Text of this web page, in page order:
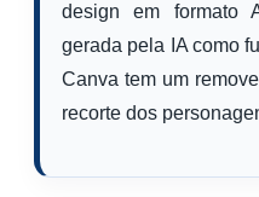
design em formato
gerada pela IA como
Canva tem um
recorte dos